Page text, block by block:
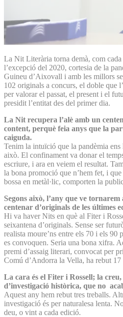
La Nit Literària torna demà, com
l’excepció del 2020, cortesia de la
Guineu d’Aixovall i amb les millors
102 originals a concurs, el doble que
per valorar el passat, el present i el
presidit l’entitat des del primer dia.
La Nit recupera l’alè amb un
content, perquè feia anys que la
caiguda.
Tenim la intuïció que la pandèmia
això. El confinament va donar el
escriure, i ara en veiem el resultat.
la bona promoció que n’hem fet, i
bossa en metàl·lic, comporten la
Segons això, l’any que ve
centenar d’originals de les últimes
Hi va haver Nits en què al Fiter i
seixantena d’originals. Sense ser
realista moure’ns entre els 70 i els 90
es convoquen. Seria una bona xifra.
premi d’assaig literari, convocat per
Comú d’Andorra la Vella, ha rebut 17
La cara és el Fiter i Rossell; la
d’investigació històrica, que no
Aquest any hem rebut tres treballs.
investigació és per naturalesa lenta.
deu, o vint a cada edició.